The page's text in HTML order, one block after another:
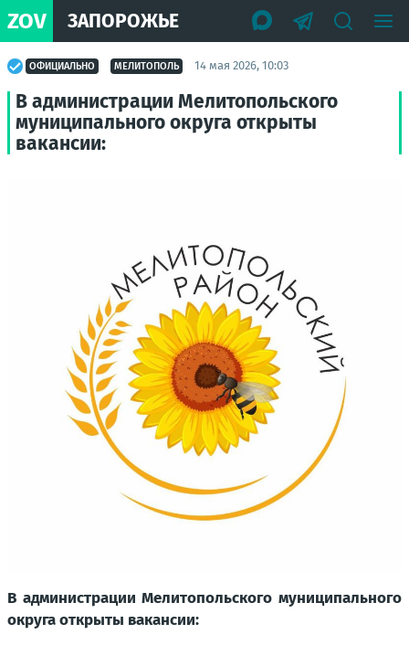
ZOV ЗАПОРОЖЬЕ
ОФИЦИАЛЬНО МЕЛИТОПОЛЬ 14 мая 2026, 10:03
В администрации Мелитопольского
муниципального округа открыты
вакансии:
В администрации Мелитопольского муниципального
округа открыты вакансии: